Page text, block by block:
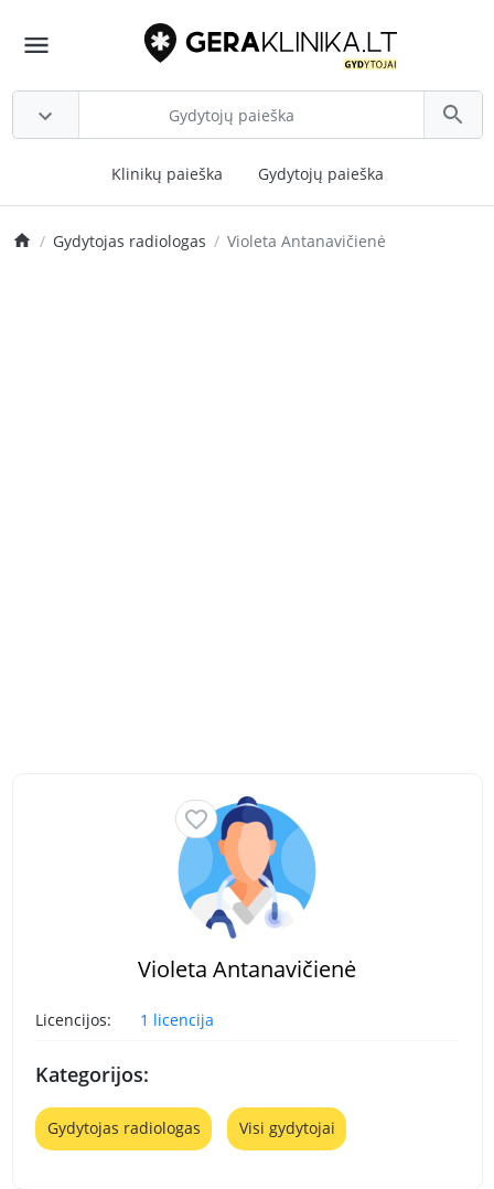
Klinikų paieška Gydytojų paieška
Gydytojas radiologas Violeta Antanavičienė
Violeta Antanavičienė
Licencijos: 1 licencija
Kategorijos:
Gydytojas radiologas Visi gydytojai